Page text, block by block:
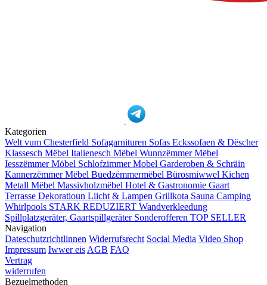
Kategorien
Welt vum Chesterfield Sofagarnituren Sofas Eckssofaen & Dëscher
Klassesch Mëbel Italienesch Mëbel Wunnzëmmer Mëbel
Iesszëmmer Möbel Schlofzimmer Mobel Garderoben & Schräin
Kannerzëmmer Mëbel Buedzëmmermëbel Bürosmiwwel Kichen
Metall Mëbel Massivholzmëbel Hotel & Gastronomie Gaart
Terrasse Dekoratioun Liicht & Lampen Grillkota Sauna Camping
Whirlpools STARK REDUZIERT Wandverkleedung
Spillplatzgeräter, Gaartspillgeräter Sonderofferen TOP SELLER
Navigation
Dateschutzrichtlinnen Widerrufsrecht Social Media Video Shop
Impressum Iwwer eis AGB FAQ
Vertrag
widerrufen
Bezuelmethoden